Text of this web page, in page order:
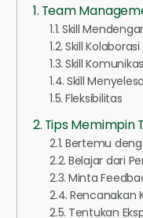
Team
Skill
Skill Kolaborasi
Skill
Skill
Fleksibilitas
Tips Memimpin
Bertemu
Belajar dari
Minta
Rencanakan
Tentukan